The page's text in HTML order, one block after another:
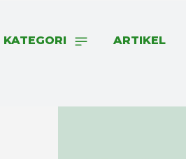
KATEGORI ARTIKEL